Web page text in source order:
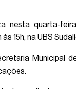
nesta quarta-
15h, na UBS
Municipal